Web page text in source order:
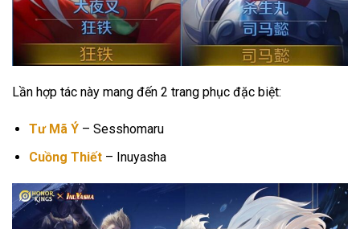
Lần hợp tác này mang đến 2 trang phục đặc biệt:
Tư Mã Ý– Sesshomaru
Cuồng Thiết– Inuyasha